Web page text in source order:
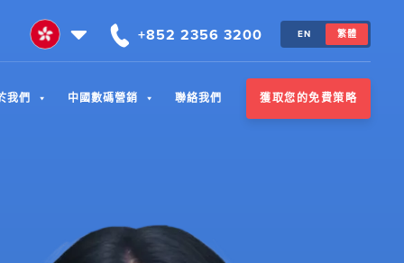
+852 2356 3200 EN 繁體
我們 中國數碼營銷 聯絡我們 獲取您的免費策略